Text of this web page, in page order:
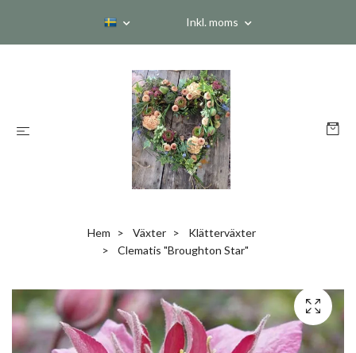
Inkl. moms
Hem Växter
Klätterväxter
Clematis "Broughton Star"